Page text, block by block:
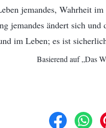
jemandes, Wahrheit
jemandes ändert sich
im Leben; es ist
Basierend auf „Das